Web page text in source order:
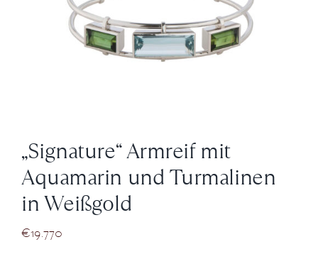
News
+43 (0) 15125781
„Signature“ Armreif mit
Aquamarin und Turmalinen
in Weißgold
€19.770